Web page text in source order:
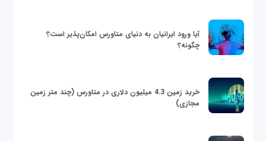
آیا ورود ایرانیان به دنیای متاورس امکان‌پذیر است؟
چگونه؟
خرید زمین 4.3 میلیون دلاری در متاورس (چند متر زمین
مجازی)